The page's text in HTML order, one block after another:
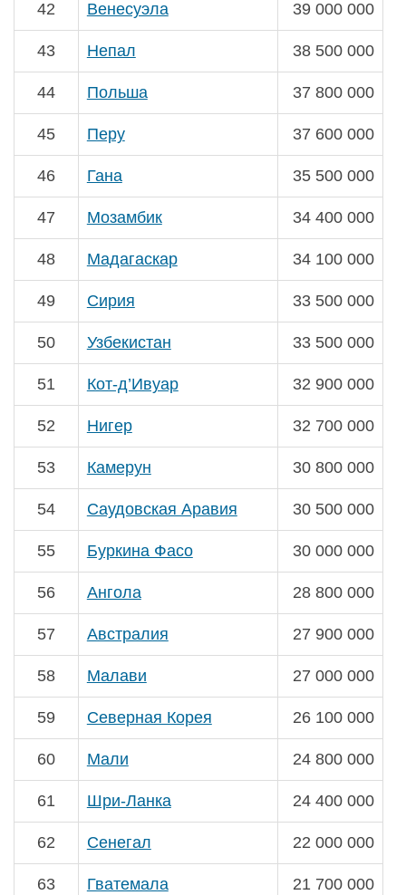
42 Венесуэла 39 000 000
43 Непал 38 500 000
44 Польша 37 800 000
45 Перу 37 600 000
46 Гана 35 500 000
47 Мозамбик 34 400 000
48 Мадагаскар 34 100 000
49 Сирия 33 500 000
50 Узбекистан 33 500 000
51 Кот-д’Ивуар 32 900 000
52 Нигер 32 700 000
53 Камерун 30 800 000
54 Саудовская Аравия 30 500 000
55 Буркина Фасо 30 000 000
56 Ангола 28 800 000
57 Австралия 27 900 000
58 Малави 27 000 000
59 Северная Корея 26 100 000
60 Мали 24 800 000
61 Шри-Ланка 24 400 000
62 Сенегал 22 000 000
63 Гватемала 21 700 000